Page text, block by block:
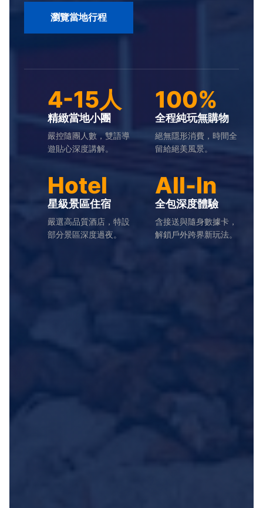
瀏覽當地行程
4-15人
精緻當地小團
嚴控隨團人數，雙語導
遊貼心深度講解。
100%
全程純玩無購物
絕無隱形消費，時間全
留給絕美風景。
Hotel
星級景區住宿
嚴選高品質酒店，特設
部分景區深度過夜。
All-In
全包深度體驗
含接送與隨身數據卡，
解鎖戶外跨界新玩法。